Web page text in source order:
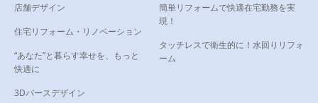
店舗デザイン
住宅リフォーム・リノベーション
“あなた”と暮らす幸せを、もっと
快適に
3Dパースデザイン
簡単リフォームで快適在宅勤務を実
現！
タッチレスで衛生的に！水回りリフォ
ーム